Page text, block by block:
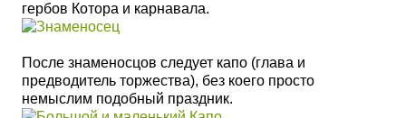
гербов Котора и карнавала.
После знаменосцов следует капо (глава и
предводитель торжества), без коего просто
немыслим подобный праздник.